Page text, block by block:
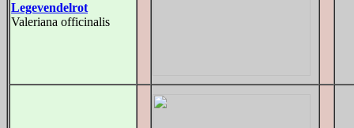
Legevendelrot
Valeriana officinalis